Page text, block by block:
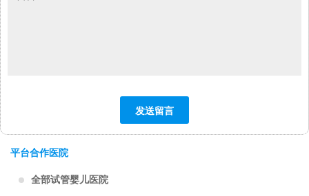
平台合作医院
全部试管婴儿医院